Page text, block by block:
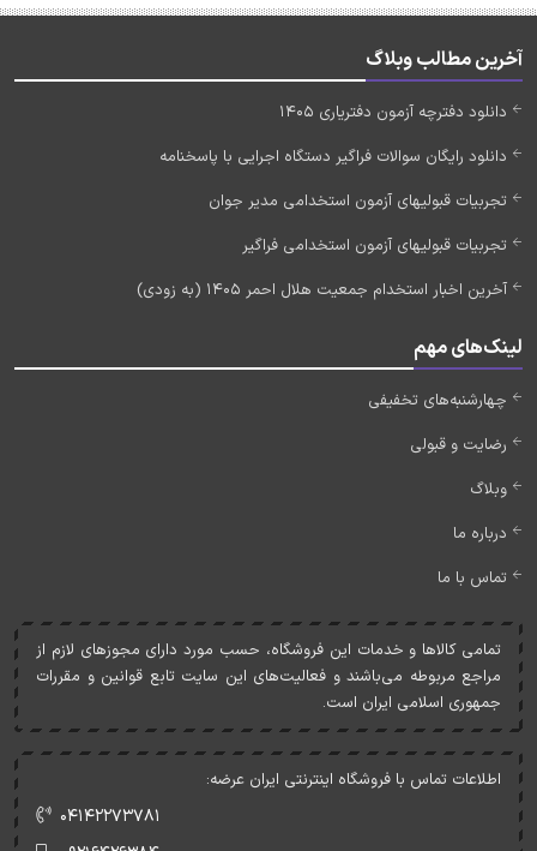
آخرین مطالب وبلاگ
دانلود دفترچه آزمون دفتریاری 1405
دانلود رایگان سوالات فراگیر دستگاه اجرایی با پاسخنامه
تجربیات قبولیهای آزمون استخدامی مدیر جوان
تجربیات قبولیهای آزمون استخدامی فراگیر
آخرین اخبار استخدام جمعیت هلال احمر 1405 (به زودی)
لینک‌های مهم
چهارشنبه‌های تخفیفی
رضایت و قبولی
وبلاگ
درباره ما
تماس با ما
تمامی کالاها و خدمات اين فروشگاه، حسب مورد دارای مجوزهای لازم از
مراجع مربوطه می‌باشند و فعاليت‌های اين سايت تابع قوانين و مقررات
جمهوری اسلامی ايران است.
اطلاعات تماس با فروشگاه اینترنتی ایران عرضه:
۰۴۱۴۲۲۷۳۷۸۱